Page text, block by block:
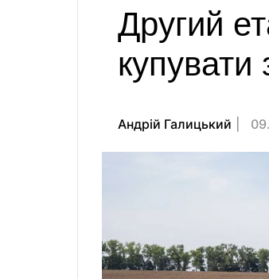
Другий
купувати
Андрiй Галицький